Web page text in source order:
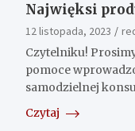
Najwięksi
12 listopada, 2023
Czytelniku!
pomoce
samodzielnej
Czytaj